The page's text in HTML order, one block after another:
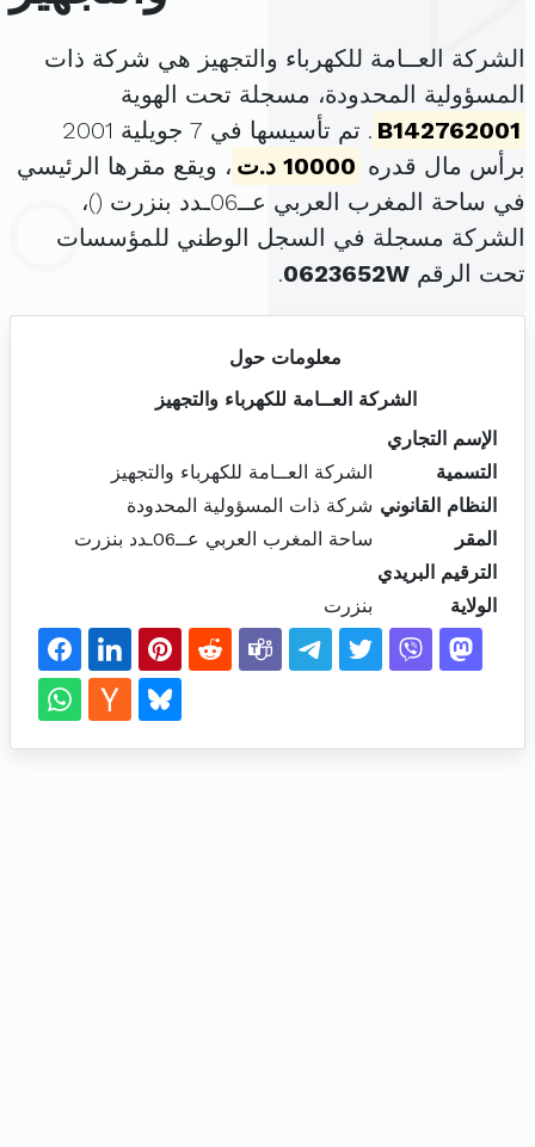
الشركة العــامة للكهرباء والتجهيز هي شركة ذات
المسؤولية المحدودة، مسجلة تحت الهوية
B142762001
. تم تأسيسها في 7 جويلية 2001
برأس مال قدره 10000 د.ت
، ويقع مقرها الرئيسي
في ساحة المغرب العربي عــ06ـدد بنزرت (
)،
الشركة مسجلة في السجل الوطني للمؤسسات
تحت الرقم 0623652W
.
معلومات حول
الشركة العــامة للكهرباء والتجهيز
الإسم التجاري
التسمية
الشركة العــامة للكهرباء والتجهيز
النظام القانوني شركة ذات المسؤولية المحدودة
المقر
ساحة المغرب العربي عــ06ـدد بنزرت
الترقيم البريدي
الولاية
بنزرت